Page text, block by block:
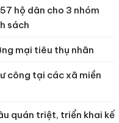
hộ dân cho 3 nhóm
sách
mại tiêu thụ nhãn
công tại các xã miền
quán triệt, triển khai kế